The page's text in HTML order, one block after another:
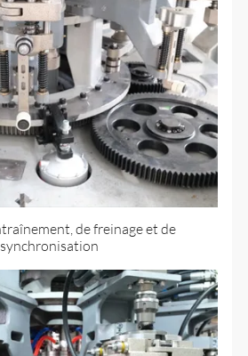
de freinage et de
synchronisation